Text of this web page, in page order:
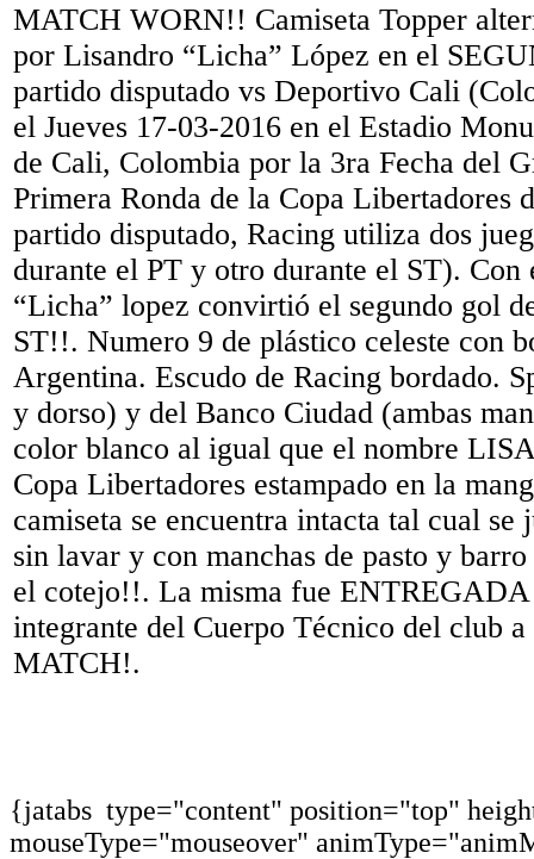
MATCH WORN!! Camiseta Topper
por Lisandro “Licha” López en el
partido disputado vs Deportivo Cali
el Jueves 17-03-2016 en el Estadio
de Cali, Colombia por la 3ra Fecha del
Primera Ronda de la Copa Libertadores
partido disputado, Racing utiliza dos
durante el PT y otro durante el ST). Con
“Licha” lopez convirtió el segundo gol
ST!!. Numero 9 de plástico celeste con
Argentina. Escudo de Racing bordado.
y dorso) y del Banco Ciudad (ambas
color blanco al igual que el nombre
Copa Libertadores estampado en la
camiseta se encuentra intacta tal cual se
sin lavar y con manchas de pasto y
el cotejo!!. La misma fue
integrante del Cuerpo Técnico del club
MATCH!.
{jatabs type="content" position="top"
mouseType="mouseover"